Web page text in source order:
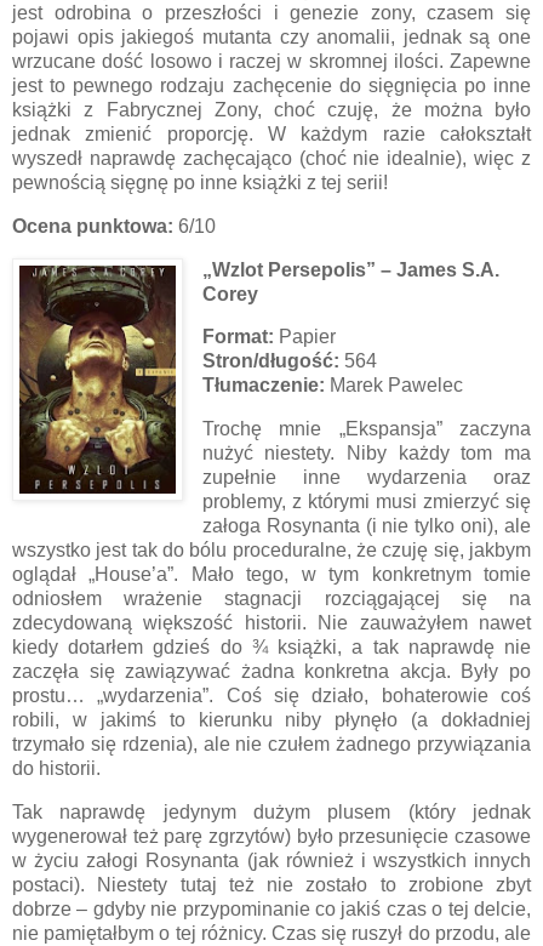
jest odrobina o przeszłości i genezie zony, czasem się
pojawi opis jakiegoś mutanta czy anomalii, jednak są one
wrzucane dość losowo i raczej w skromnej ilości. Zapewne
jest to pewnego rodzaju zachęcenie do sięgnięcia po inne
książki z Fabrycznej Zony, choć czuję, że można było
jednak zmienić proporcję. W każdym razie całokształt
wyszedł naprawdę zachęcająco (choć nie idealnie), więc z
pewnością sięgnę po inne książki z tej serii!
Ocena punktowa: 6/10
„Wzlot Persepolis” – James S.A.
Corey
Format: Papier
Stron/długość: 564
Tłumaczenie: Marek Pawelec
Trochę mnie „Ekspansja” zaczyna
nużyć niestety. Niby każdy tom ma
zupełnie inne wydarzenia oraz
problemy, z którymi musi zmierzyć się
załoga Rosynanta (i nie tylko oni), ale
wszystko jest tak do bólu proceduralne, że czuję się, jakbym
oglądał „House’a”. Mało tego, w tym konkretnym tomie
odniosłem wrażenie stagnacji rozciągającej się na
zdecydowaną większość historii. Nie zauważyłem nawet
kiedy dotarłem gdzieś do ¾ książki, a tak naprawdę nie
zaczęła się zawiązywać żadna konkretna akcja. Były po
prostu… „wydarzenia”. Coś się działo, bohaterowie coś
robili, w jakimś to kierunku niby płynęło (a dokładniej
trzymało się rdzenia), ale nie czułem żadnego przywiązania
do historii.
Tak naprawdę jedynym dużym plusem (który jednak
wygenerował też parę zgrzytów) było przesunięcie czasowe
w życiu załogi Rosynanta (jak również i wszystkich innych
postaci). Niestety tutaj też nie zostało to zrobione zbyt
dobrze – gdyby nie przypominanie co jakiś czas o tej delcie,
nie pamiętałbym o tej różnicy. Czas się ruszył do przodu, ale